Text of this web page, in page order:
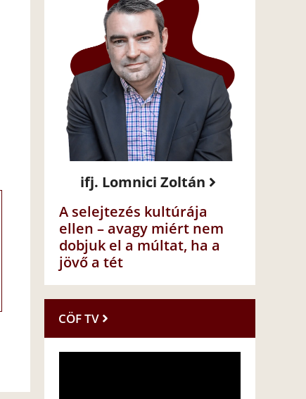
ifj. Lomnici Zoltán
A selejtezés kultúrája
ellen – avagy miért nem
dobjuk el a múltat, ha a
jövő a tét
CÖF TV